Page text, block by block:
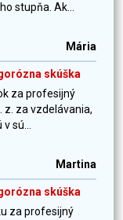
stupňa. Ak...
Mária
skúška
za profesijný
z. za vzdelávania,
sú...
Martina
skúška
za profesijný